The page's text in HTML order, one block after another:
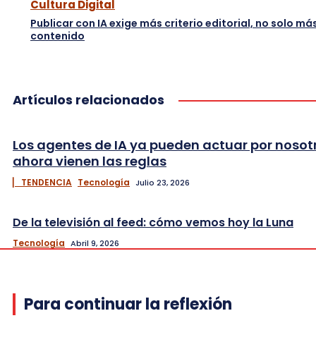
Cultura Digital
Publicar con IA exige más criterio editorial, no solo
contenido
Artículos relacionados
Los agentes de IA ya pueden actuar por
ahora vienen las reglas
▏ TENDENCIA Tecnología Julio 23, 2026
De la televisión al feed: cómo vemos hoy la Luna
Tecnología Abril 9, 2026
Para continuar la reflexión